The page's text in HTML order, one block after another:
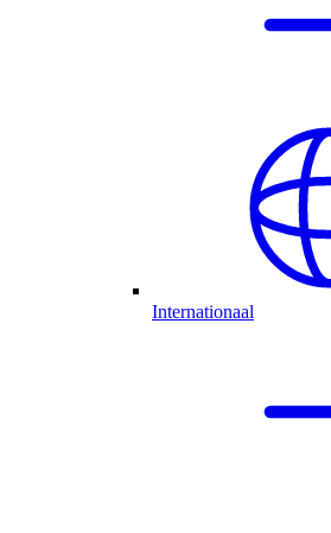
Internationaal